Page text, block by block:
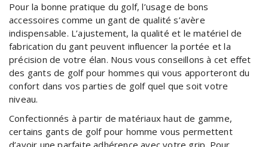
Pour la bonne pratique du golf, l’usage de bons
accessoires comme un gant de qualité s’avère
indispensable. L’ajustement, la qualité et le matériel de
fabrication du gant peuvent influencer la portée et la
précision de votre élan. Nous vous conseillons à cet effet
des gants de golf pour hommes qui vous apporteront du
confort dans vos parties de golf quel que soit votre
niveau.
Confectionnés à partir de matériaux haut de gamme,
certains gants de golf pour homme vous permettent